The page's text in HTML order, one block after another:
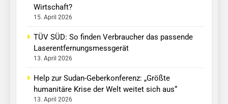
Wirtschaft?
15. April 2026
TÜV SÜD: So finden Verbraucher das passende
Laserentfernungsmessgerät
13. April 2026
Help zur Sudan-Geberkonferenz: „Größte
humanitäre Krise der Welt weitet sich aus“
13. April 2026